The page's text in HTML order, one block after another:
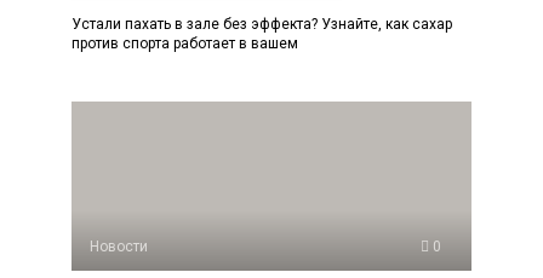
Устали пахать в зале без эффекта? Узнайте, как сахар
против спорта работает в вашем
Новости 0